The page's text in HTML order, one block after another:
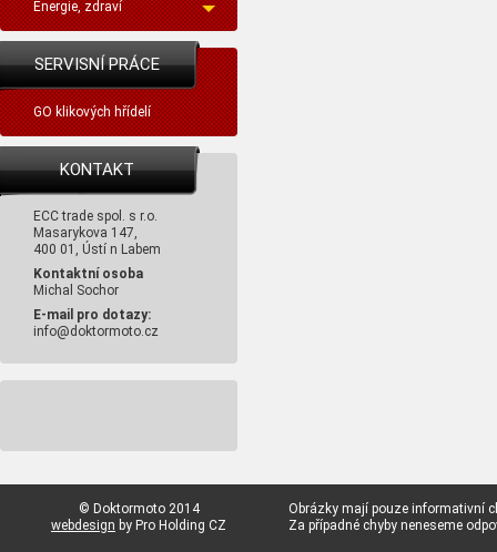
Energie, zdraví
SERVISNÍ PRÁCE
GO klikových hřídelí
KONTAKT
ECC trade spol. s r.o.
Masarykova 147,
400 01, Ústí n Labem
Kontaktní osoba
Michal Sochor
E-mail pro dotazy:
info@doktormoto.cz
© Doktormoto 2014
webdesign by Pro Holding CZ
Obrázky mají pouze informativní
Za případné chyby neneseme